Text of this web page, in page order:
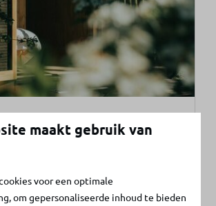
De Klepperstee in Ouddorp is
maakt gebruik van
voor een optimale
om gepersonaliseerde inhoud te bieden